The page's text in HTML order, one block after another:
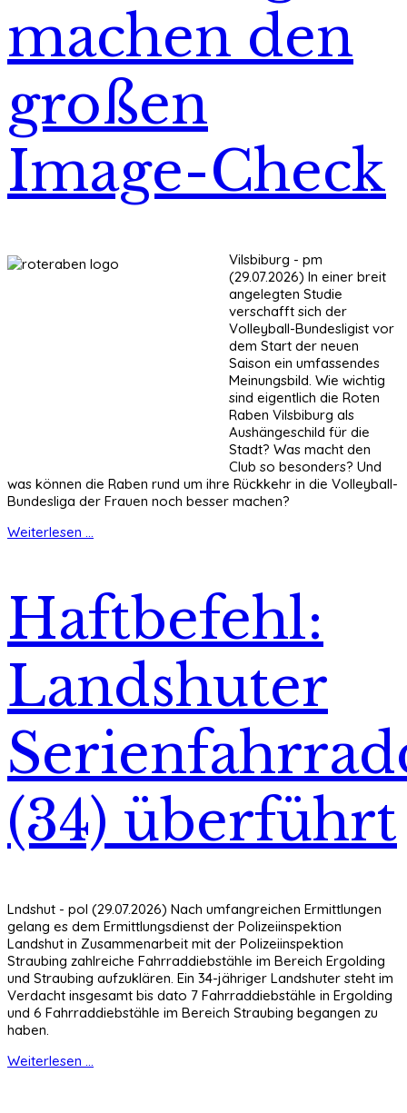
machen den
großen
Image-Check
Vilsbiburg - pm
(29.07.2026) In einer breit
angelegten Studie
verschafft sich der
Volleyball-Bundesligist vor
dem Start der neuen
Saison ein umfassendes
Meinungsbild. Wie wichtig
sind eigentlich die Roten
Raben Vilsbiburg als
Aushängeschild für die
Stadt? Was macht den
Club so besonders? Und
was können die Raben rund um ihre Rückkehr in die Volleyball-
Bundesliga der Frauen noch besser machen?
Weiterlesen ...
Haftbefehl:
Landshuter
(34) überführt
Lndshut - pol (29.07.2026) Nach umfangreichen Ermittlungen
gelang es dem Ermittlungsdienst der Polizeiinspektion
Landshut in Zusammenarbeit mit der Polizeiinspektion
Straubing zahlreiche Fahrraddiebstähle im Bereich Ergolding
und Straubing aufzuklären. Ein 34-jähriger Landshuter steht im
Verdacht insgesamt bis dato 7 Fahrraddiebstähle in Ergolding
und 6 Fahrraddiebstähle im Bereich Straubing begangen zu
haben.
Weiterlesen ...